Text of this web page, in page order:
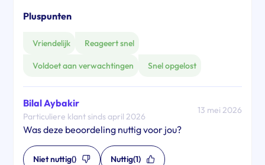
Pluspunten
Vriendelijk Reageert snel
Voldoet aan verwachtingen Snel opgelost
Bilal Aybakir
Particuliere klant sinds april 2026
13 mei 2026
Was deze beoordeling nuttig voor jou?
Niet nuttig() Nuttig(1)